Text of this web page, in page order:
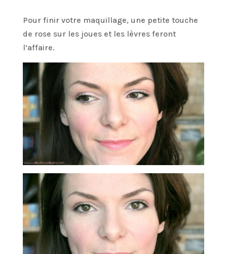
Pour finir votre maquillage, une petite touche
de rose sur les joues et les lèvres feront
l’affaire.